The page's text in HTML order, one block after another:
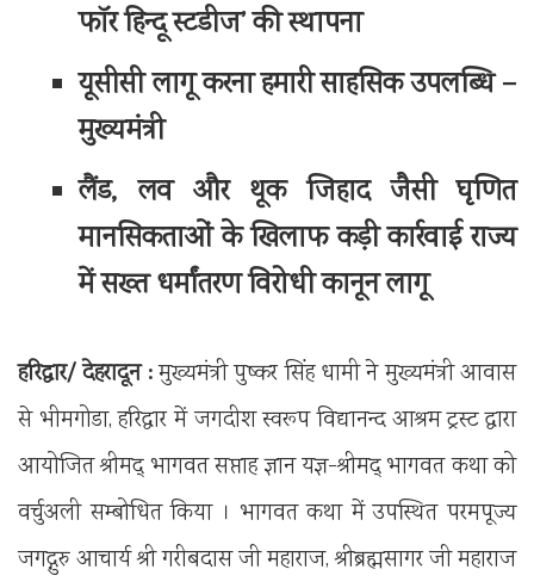
फॉर हिन्दू स्टडीज’ की स्थापना
यूसीसी लागू करना हमारी साहसिक उपलब्धि –
मुख्यमंत्री
लैंड, लव और थूक जिहाद जैसी घृणित
मानसिकताओं के खिलाफ कड़ी कार्रवाई राज्य
में सख्त धर्मांतरण विरोधी कानून लागू
हरिद्वार/ देहरादून :मुख्यमंत्री पुष्कर सिंह धामी ने मुख्यमंत्री आवास
से भीमगोडा, हरिद्वार में जगदीश स्वरूप विद्यानन्द आश्रम ट्रस्ट द्वारा
आयोजित श्रीमद् भागवत सप्ताह ज्ञान यज्ञ-श्रीमद् भागवत कथा को
वर्चुअली सम्बोधित किया । भागवत कथा में उपस्थित परमपूज्य
जगद्गुरु आचार्य श्री गरीबदास जी महाराज, श्रीब्रह्मसागर जी महाराज